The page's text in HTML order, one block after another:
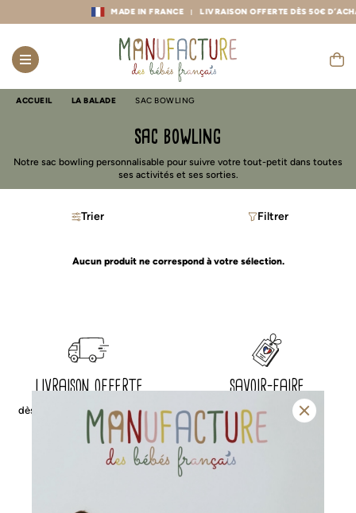
MADE IN FRANCE LIVRAISON OFFERTE DÈS 50€
ACCUEIL LA BALADE SAC BOWLING
sac bowling
Notre sac bowling personnalisable pour suivre votre tout-petit dans toutes
ses activités et ses sorties.
Trier Filtrer
Aucun produit ne correspond à votre sélection.
livraison offerte
dès 50€ d’achat en point relais
savoir-faire
& fabrication française